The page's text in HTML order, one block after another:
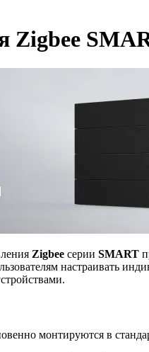
Zigbee
Zigbee серии SMART
настраивать
монтируются в